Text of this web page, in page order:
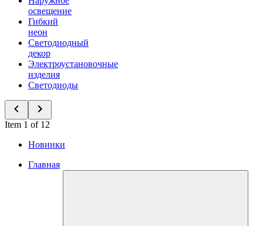
освещение
Гибкий
неон
Светодиодный
декор
Электроустановочные
изделия
Светодиоды
Item 1 of 12
Новинки
Главная